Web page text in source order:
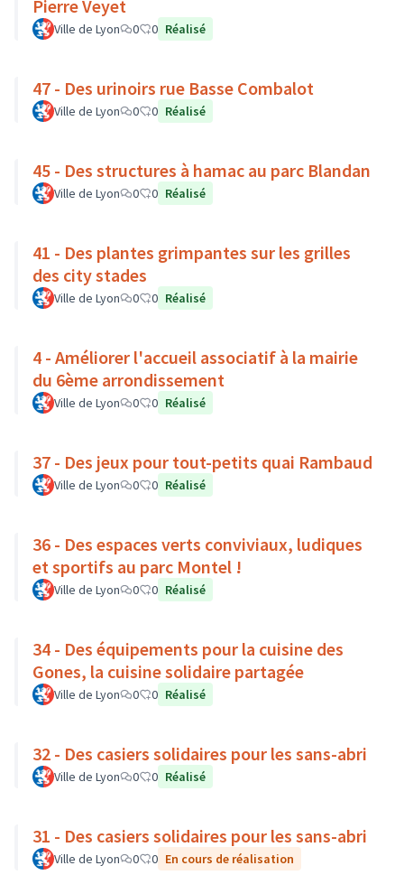
Pierre Veyet
Ville de Lyon 0 0 Réalisé
47 - Des urinoirs rue Basse Combalot
Ville de Lyon 0 0 Réalisé
45 - Des structures à hamac au parc Blandan
Ville de Lyon 0 0 Réalisé
41 - Des plantes grimpantes sur les grilles
des city stades
Ville de Lyon 0 0 Réalisé
4 - Améliorer l'accueil associatif à la mairie
du 6ème arrondissement
Ville de Lyon 0 0 Réalisé
37 - Des jeux pour tout-petits quai Rambaud
Ville de Lyon 0 0 Réalisé
36 - Des espaces verts conviviaux, ludiques
et sportifs au parc Montel !
Ville de Lyon 0 0 Réalisé
34 - Des équipements pour la cuisine des
Gones, la cuisine solidaire partagée
Ville de Lyon 0 0 Réalisé
32 - Des casiers solidaires pour les sans-abri
Ville de Lyon 0 0 Réalisé
31 - Des casiers solidaires pour les sans-abri
Ville de Lyon 0 0 En cours de réalisation